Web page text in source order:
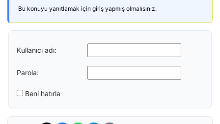
Bu konuyu yanıtlamak için giriş yapmış olmalısınız.
Kullanıcı adı:
Parola:
Beni hatırla